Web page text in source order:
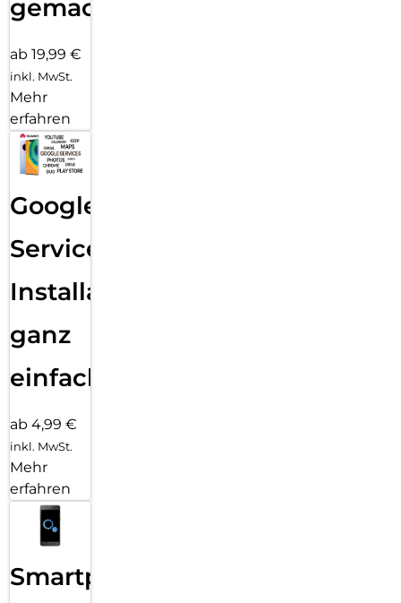
gemacht!
ab 19,99 €
inkl. MwSt.
Mehr
erfahren
Google
Services
Installation
ganz
einfach
ab 4,99 €
inkl. MwSt.
Mehr
erfahren
Smartphone